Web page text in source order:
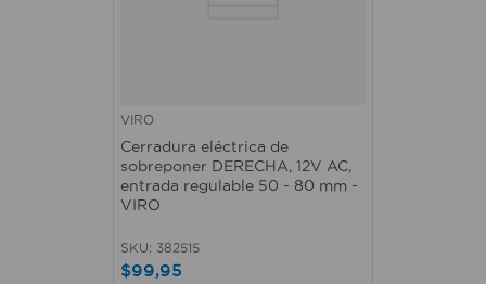
VIRO
Cerradura eléctrica de
sobreponer DERECHA, 12V AC,
entrada regulable 50 - 80 mm -
VIRO
SKU: 382515
$99,95